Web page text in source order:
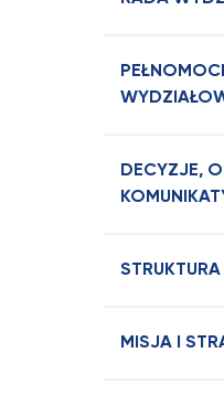
DECYZJE,
STRUKTURA
MISJA I